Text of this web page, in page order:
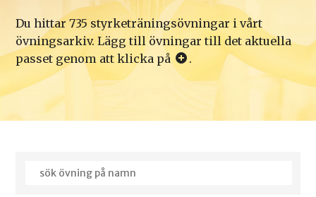
MINA PASS
MIN TRÄNINGSLOGG
KOST- OCH TRÄNINGSGUIDE
MEDLEM
Du hittar 735 styrketräningsövningar i vårt
övningsarkiv. Lägg till övningar till det aktuella
passet genom att klicka på
.